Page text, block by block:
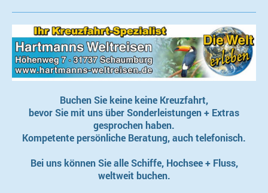
Buchen Sie keine keine Kreuzfahrt,
bevor Sie mit uns über Sonderleistungen + Extras
gesprochen haben.
Kompetente persönliche Beratung, auch telefonisch.
Bei uns können Sie alle Schiffe, Hochsee + Fluss,
weltweit buchen.